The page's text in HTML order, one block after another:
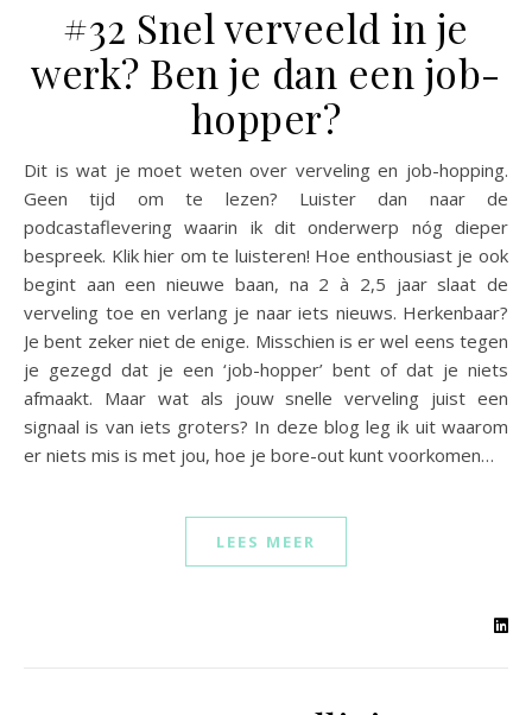
#32 Snel verveeld in je
werk? Ben je dan een job-
hopper?
Dit is wat je moet weten over verveling en job-hopping.
Geen tijd om te lezen? Luister dan naar de
podcastaflevering waarin ik dit onderwerp nóg dieper
bespreek. Klik hier om te luisteren! Hoe enthousiast je ook
begint aan een nieuwe baan, na 2 à 2,5 jaar slaat de
verveling toe en verlang je naar iets nieuws. Herkenbaar?
Je bent zeker niet de enige. Misschien is er wel eens tegen
je gezegd dat je een ‘job-hopper’ bent of dat je niets
afmaakt. Maar wat als jouw snelle verveling juist een
signaal is van iets groters? In deze blog leg ik uit waarom
er niets mis is met jou, hoe je bore-out kunt voorkomen…
LEES MEER